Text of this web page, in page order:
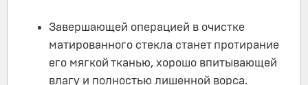
Завершающей операцией в очистке
матированного стекла станет протирание
его мягкой тканью, хорошо впитывающей
влагу и полностью лишенной ворса.